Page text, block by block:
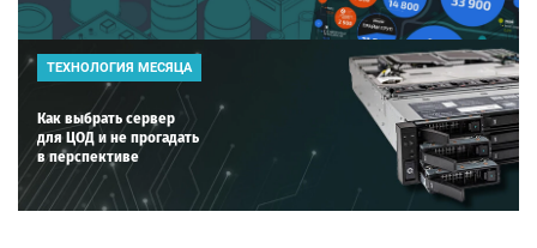
ТЕХНОЛОГИЯ МЕСЯЦА
Как выбрать сервер
для ЦОД и не прогадать
в перспективе